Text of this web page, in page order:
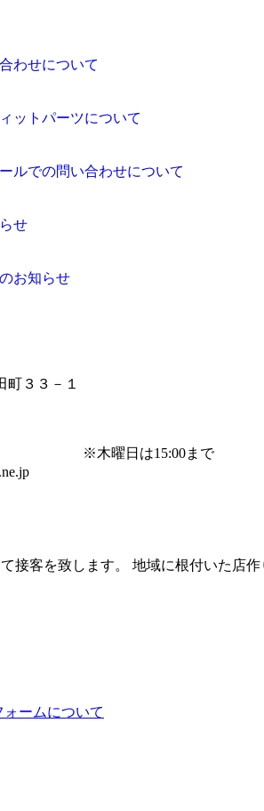
わせについて
ットパーツについて
ルでの問い合わせについて
せ
お知らせ
３３－１
※木曜日は15:00まで
接客を致します。 地域に根付いた店
ームについて